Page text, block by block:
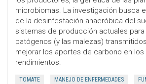
microbiomas. La investigación busca
de la desinfestación anaeróbica del
sistemas de producción actuales para
patógenos (y las malezas)
mejorar los aportes de carbono en los
rendimientos.
TOMATE MANEJO DE ENFERMEDADES